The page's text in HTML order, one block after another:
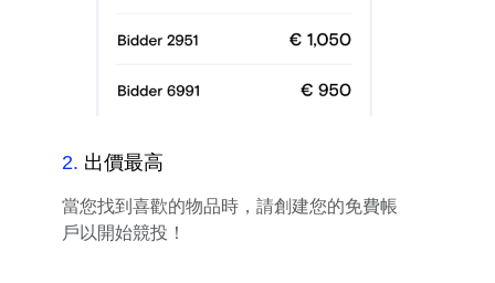
2. 出價最高
當您找到喜歡的物品時，請創建您的免費帳
戶以開始競投！